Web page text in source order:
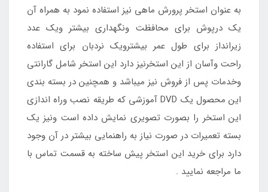
به عنوان استخر پرورش ماهی نیز استفاده نمود به همراه آن
یک درپوش برای محافظت ونگهداری بیشتر ویک عدد
زیرانداز برای طول عمر بیشترویک نردبان برای استفاده
راحت وآسان از این استخرنیز دارد این استخر شامل گارانتی
وخدمات پس از فروش نیز میباشد و همچنین در بسته بندی
این محصول یک DVD آموزشی که طریقه نصب وراه اندازی
این استخر را بصورت تصویری نمایش داده است ونیز یک
بسته تعمیرات در صورت نیاز به راهنمایی بیشتر در آن وجود
دارد برای خرید این استخر پیش ساخته به قسمت تماس با
ما مراجعه نمایید .